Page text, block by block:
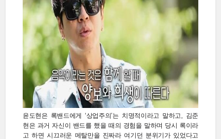
윤도현은 록밴드에게 ‘상업주의’는 치명적이라고 말하고, 김준
현은 과거 자신이 밴드를 했을 때의 경험을 말하며 당시 록이라
고 하면 시끄러운 메탈만을 진짜라 여기던 분위기가 있었다고